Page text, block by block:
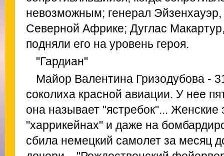
невозможным; генерал
Северной Африке; Дуглас Макартур,
подняли его на уровень героя.
"Гардиан"
Майор Валентина Гризодубова -
соколиха красной авиации. У нее
она называет "ястребок"... Женские
"харрикейнах" и даже на
сбила немецкий самолет за месяц